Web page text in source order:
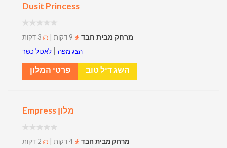
Dusit Princess
מרחק מבית חבד
הצג מפה | לאכול כשר
פרטי המלון השג דיל טוב
מלון Empress
מרחק מבית חבד